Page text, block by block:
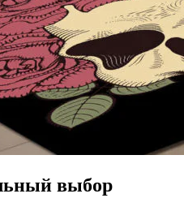
выбор